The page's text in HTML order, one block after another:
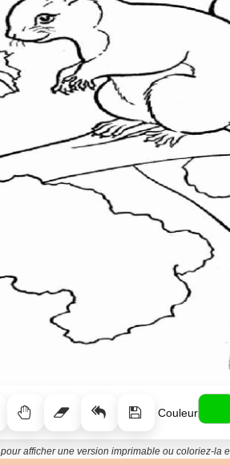
Couleur
pour afficher une version imprimable ou coloriez-la